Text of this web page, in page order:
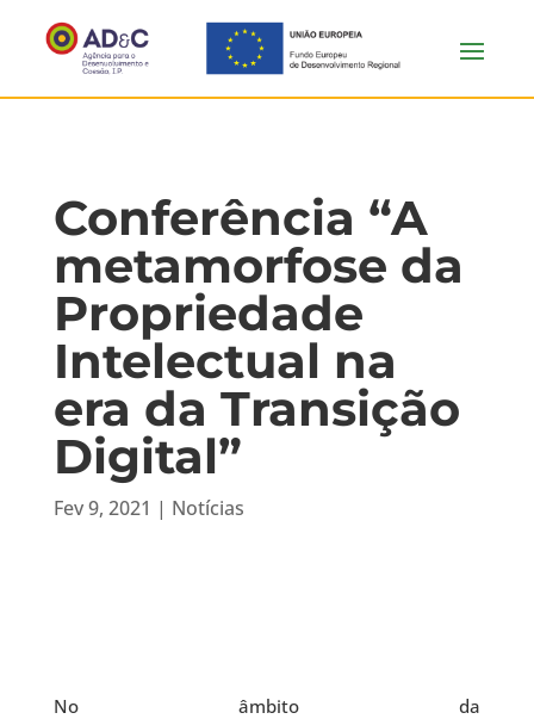
Conferência “A
metamorfose da
Propriedade
Intelectual na
era da Transição
Digital”
Fev 9, 2021 | Notícias
No âmbito da